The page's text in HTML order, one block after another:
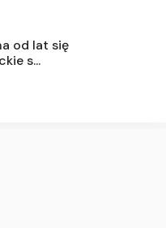
od lat się
s...